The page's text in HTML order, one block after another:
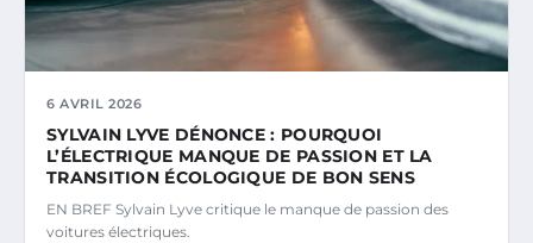
6 AVRIL 2026
SYLVAIN LYVE DÉNONCE : POURQUOI
L’ÉLECTRIQUE MANQUE DE PASSION ET LA
TRANSITION ÉCOLOGIQUE DE BON SENS
EN BREF Sylvain Lyve critique le manque de passion des
voitures électriques.